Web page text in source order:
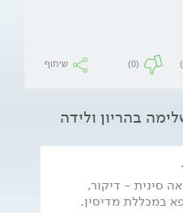
(0) שיתוף
בהריון ולידה
סינית - דיקור,
במכללת מדיסין.